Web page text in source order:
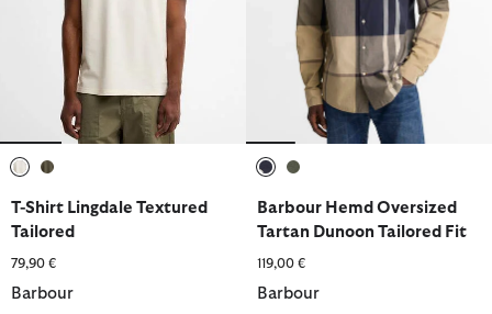
T-Shirt Lingdale Textured
Tailored
79,90 €
Barbour
Barbour Hemd Oversized
Tartan Dunoon Tailored Fit
119,00 €
Barbour